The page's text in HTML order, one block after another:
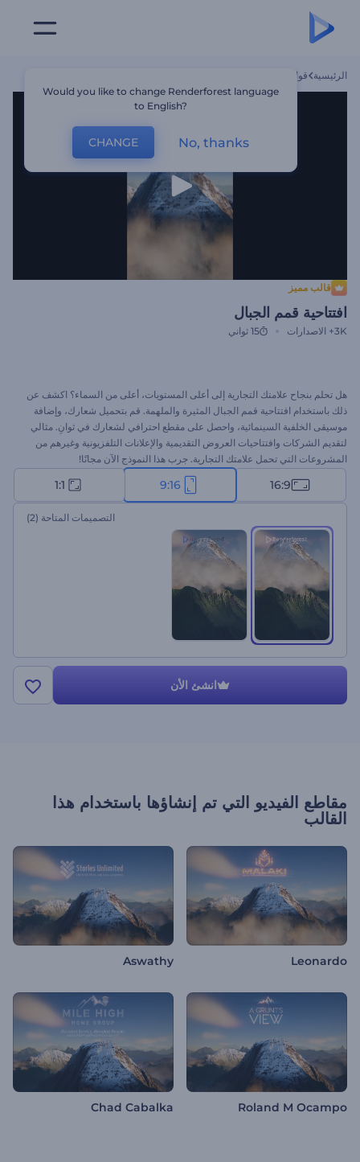
الرئيسية قوالب
قالب مميز
افتتاحية قمم الجبال
3K+ الاصدارات 15 ثواني
هل تحلم بنجاح علامتك التجارية إلى أعلى المستويات، أعلى من السماء؟ اكشف عن
ذلك باستخدام افتتاحية قمم الجبال المثيرة والملهمة. قم بتحميل شعارك، وإضافة
موسيقى الخلفية السينمائية، واحصل على مقطع احترافي لشعارك في ثوانِ. مثالي
لتقديم الشركات وافتتاحيات العروض التقديمية والإعلانات التلفزيونية وغيرهم من
المشروعات التي تحمل علامتك التجارية. جرب هذا النموذج الآن مجانًا!
16:9
9:16
1:1
التصميمات المتاحة (2)
انشئ الأن
مقاطع الفيديو التي تم إنشاؤها باستخدام هذا
القالب
Leonardo
Aswathy
Roland M Ocampo
Chad Cabalka
Would you like to change Renderforest language
to English?
CHANGE No, thanks